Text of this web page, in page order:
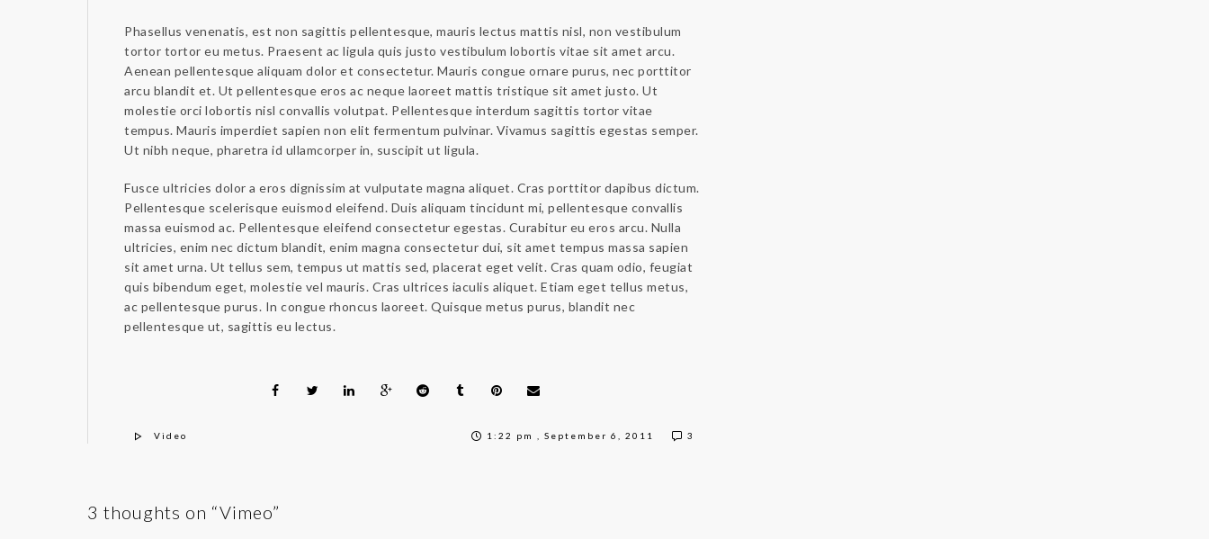
Phasellus venenatis, est non sagittis pellentesque, mauris lectus mattis nisl, non vestibulum
tortor tortor eu metus. Praesent ac ligula quis justo vestibulum lobortis vitae sit amet arcu.
Aenean pellentesque aliquam dolor et consectetur. Mauris congue ornare purus, nec porttitor
arcu blandit et. Ut pellentesque eros ac neque laoreet mattis tristique sit amet justo. Ut
molestie orci lobortis nisl convallis volutpat. Pellentesque interdum sagittis tortor vitae
tempus. Mauris imperdiet sapien non elit fermentum pulvinar. Vivamus sagittis egestas semper.
Ut nibh neque, pharetra id ullamcorper in, suscipit ut ligula.
Fusce ultricies dolor a eros dignissim at vulputate magna aliquet. Cras porttitor dapibus dictum.
Pellentesque scelerisque euismod eleifend. Duis aliquam tincidunt mi, pellentesque convallis
massa euismod ac. Pellentesque eleifend consectetur egestas. Curabitur eu eros arcu. Nulla
ultricies, enim nec dictum blandit, enim magna consectetur dui, sit amet tempus massa sapien
sit amet urna. Ut tellus sem, tempus ut mattis sed, placerat eget velit. Cras quam odio, feugiat
quis bibendum eget, molestie vel mauris. Cras ultrices iaculis aliquet. Etiam eget tellus metus,
ac pellentesque purus. In congue rhoncus laoreet. Quisque metus purus, blandit nec
pellentesque ut, sagittis eu lectus.
Video 1:22 pm , September 6, 2011 3
3 thoughts on “Vimeo”